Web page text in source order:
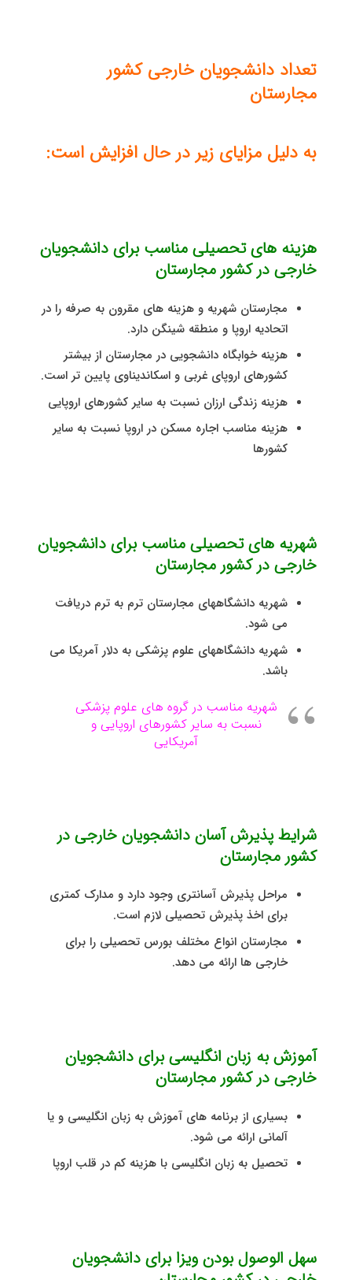
تعداد دانشجویان خارجی کشور
مجارستان
به دلیل مزایای زیر در حال افزایش است:
هزینه های تحصیلی مناسب برای دانشجویان
خارجی در کشور مجارستان
مجارستان شهریه و هزینه های مقرون به صرفه را در
اتحادیه اروپا و منطقه شینگن دارد.
هزینه خوابگاه دانشجویی در مجارستان از بیشتر
کشورهای اروپای غربی و اسکاندیناوی پایین تر است.
هزینه زندگی ارزان نسبت به سایر کشورهای اروپایی
هزینه مناسب اجاره مسکن در اروپا نسبت به سایر
کشورها
شهریه های تحصیلی مناسب برای دانشجویان
خارجی در کشور مجارستان
شهریه دانشگاههای مجارستان ترم به ترم دریافت
می شود.
شهریه دانشگاههای علوم پزشکی به دلار آمریکا می
باشد.
شهریه مناسب در گروه های علوم پزشکی
نسبت به سایر کشورهای اروپایی و
آمریکایی
شرایط پذیرش آسان دانشجویان خارجی در
کشور مجارستان
مراحل پذیرش آسانتری وجود دارد و مدارک کمتری
برای اخذ پذیرش تحصیلی لازم است.
مجارستان انواع مختلف بورس تحصیلی را برای
خارجی ها ارائه می دهد.
آموزش به زبان انگلیسی برای دانشجویان
خارجی در کشور مجارستان
بسیاری از برنامه های آموزش به زبان انگلیسی و یا
آلمانی ارائه می شود.
تحصیل به زبان انگلیسی با هزینه کم در قلب اروپا
سهل الوصول بودن ویزا برای دانشجویان